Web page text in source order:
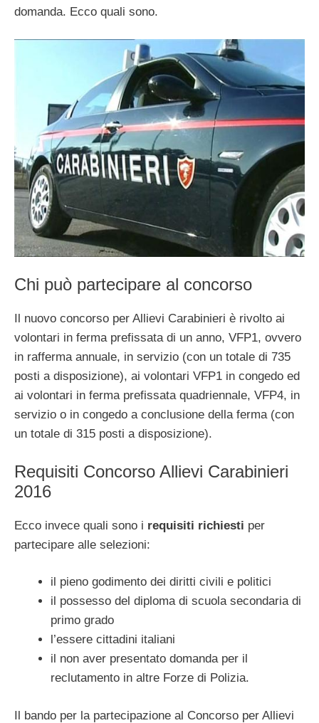
domanda. Ecco quali sono.
Chi può partecipare al concorso
Il nuovo concorso per Allievi Carabinieri è rivolto ai
volontari in ferma prefissata di un anno, VFP1, ovvero
in rafferma annuale, in servizio (con un totale di 735
posti a disposizione), ai volontari VFP1 in congedo ed
ai volontari in ferma prefissata quadriennale, VFP4, in
servizio o in congedo a conclusione della ferma (con
un totale di 315 posti a disposizione).
Requisiti Concorso Allievi Carabinieri
2016
Ecco invece quali sono i requisiti richiesti per
partecipare alle selezioni:
il pieno godimento dei diritti civili e politici
il possesso del diploma di scuola secondaria di
primo grado
l’essere cittadini italiani
il non aver presentato domanda per il
reclutamento in altre Forze di Polizia.
Il bando per la partecipazione al Concorso per Allievi